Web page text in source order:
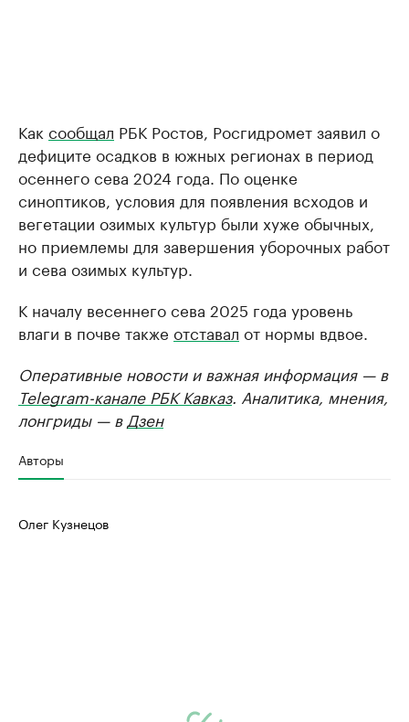
Как сообщал РБК Ростов, Росгидромет заявил о
дефиците осадков в южных регионах в период
осеннего сева 2024 года. По оценке
синоптиков, условия для появления всходов и
вегетации озимых культур были хуже обычных,
но приемлемы для завершения уборочных работ
и сева озимых культур.
К началу весеннего сева 2025 года уровень
влаги в почве также отставал от нормы вдвое.
Оперативные новости и важная информация — в
Telegram-канале РБК Кавказ. Аналитика, мнения,
лонгриды — в Дзен
Авторы
Олег Кузнецов